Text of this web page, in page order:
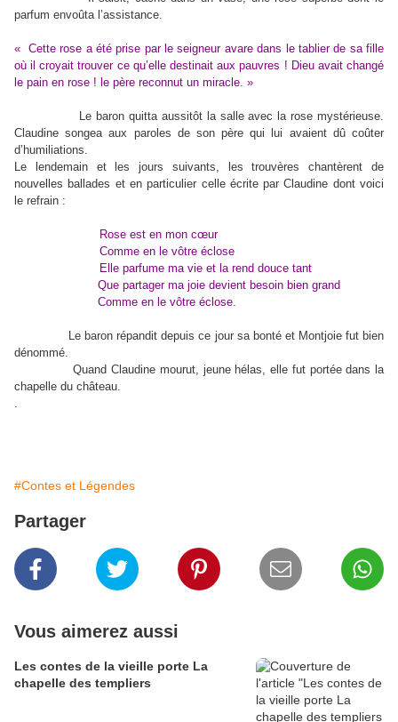
parfum envoûta l’assistance.
« Cette rose a été prise par le seigneur avare dans le tablier de sa fille
où il croyait trouver ce qu’elle destinait aux pauvres ! Dieu avait changé
le pain en rose ! le père reconnut un miracle. »
Le baron quitta aussitôt la salle avec la rose mystérieuse.
Claudine songea aux paroles de son père qui lui avaient dû coûter
d’humiliations.
Le lendemain et les jours suivants, les trouvères chantèrent de
nouvelles ballades et en particulier celle écrite par Claudine dont voici
le refrain :
Rose est en mon cœur
Comme en le vôtre éclose
Elle parfume ma vie et la rend douce tant
Que partager ma joie devient besoin bien grand
Comme en le vôtre éclose.
Le baron répandit depuis ce jour sa bonté et Montjoie fut bien
dénommé.
Quand Claudine mourut, jeune hélas, elle fut portée dans la
chapelle du château.
.
#Contes et Légendes
Partager
Vous aimerez aussi
Les contes de la vieille porte La
chapelle des templiers